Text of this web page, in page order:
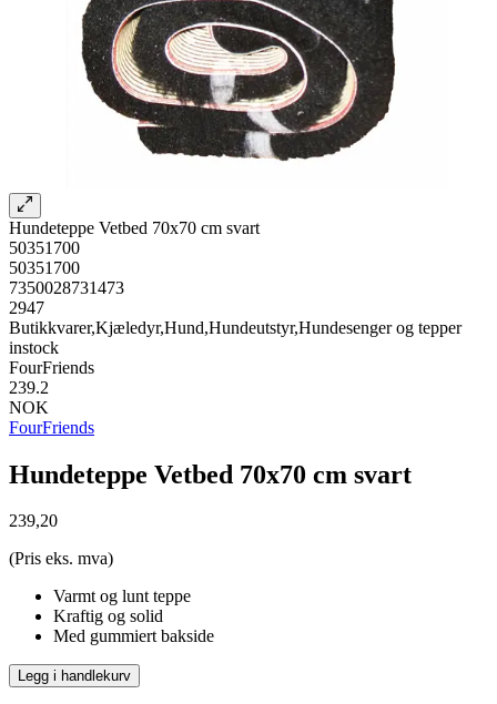
Hundeteppe Vetbed 70x70 cm svart
50351700
50351700
7350028731473
2947
Butikkvarer,Kjæledyr,Hund,Hundeutstyr,Hundesenger og tepper
instock
FourFriends
239.2
NOK
FourFriends
Hundeteppe Vetbed 70x70 cm svart
239,20
(Pris eks. mva)
Varmt og lunt teppe
Kraftig og solid
Med gummiert bakside
Legg i handlekurv